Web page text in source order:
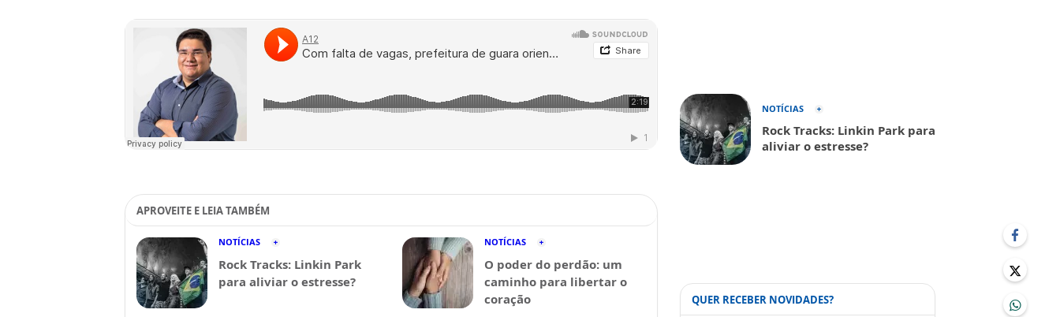
APROVEITE E LEIA TAMBÉM
NOTÍCIAS
Rock Tracks: Linkin Park
para aliviar o estresse?
NOTÍCIAS
O poder do perdão: um
caminho para libertar o
coração
NOTÍCIAS
Rock Tracks: Linkin Park para
aliviar o estresse?
QUER RECEBER NOVIDADES?